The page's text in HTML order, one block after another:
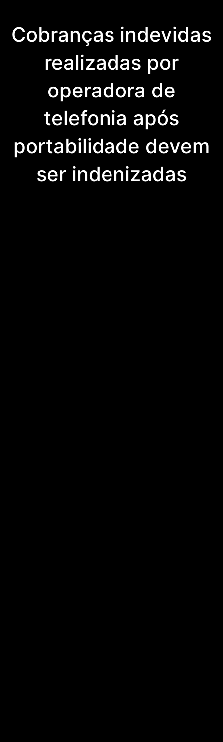
Cobranças indevidas
realizadas por
operadora de
telefonia após
portabilidade devem
ser indenizadas